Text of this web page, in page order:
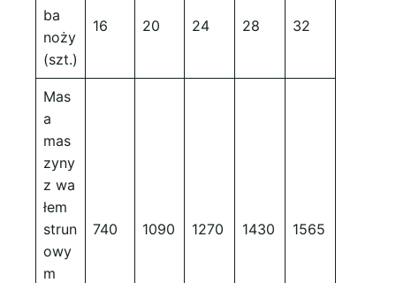
ba
noży
(szt.)
16 20 24 28 32
Mas
a
mas
zyny
z wa
łem
strun
owy
m
740 1090 1270 1430 1565